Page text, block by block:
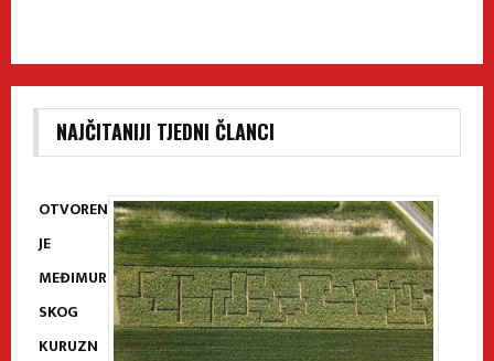
NAJČITANIJI TJEDNI ČLANCI
OTVOREN
JE
MEĐIMUR
SKOG
KURUZN